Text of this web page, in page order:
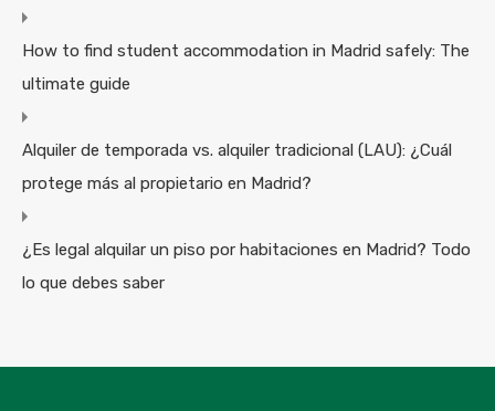
How to find student accommodation in Madrid safely: The
ultimate guide
Alquiler de temporada vs. alquiler tradicional (LAU): ¿Cuál
protege más al propietario en Madrid?
¿Es legal alquilar un piso por habitaciones en Madrid? Todo
lo que debes saber